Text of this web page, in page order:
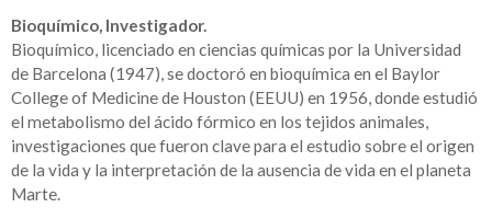
Bioquímico, Investigador.
Bioquímico, licenciado en ciencias químicas por la Universidad
de Barcelona (1947), se doctoró en bioquímica en el Baylor
College of Medicine de Houston (EEUU) en 1956, donde estudió
el metabolismo del ácido fórmico en los tejidos animales,
investigaciones que fueron clave para el estudio sobre el origen
de la vida y la interpretación de la ausencia de vida en el planeta
Marte.